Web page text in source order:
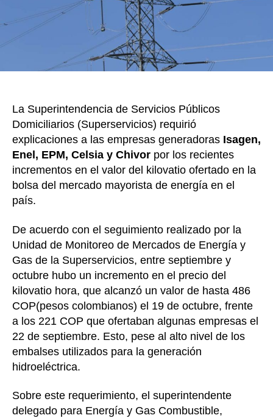
del
La Superintendencia de Servicios Públicos
Domiciliarios (Superservicios) requirió
explicaciones a las empresas generadoras Isagen,
Enel, EPM, Celsia y Chivor por los recientes
incrementos en el valor del kilovatio ofertado en la
bolsa del mercado mayorista de energía en el
país.
De acuerdo con el seguimiento realizado por la
Unidad de Monitoreo de Mercados de Energía y
Gas de la Superservicios, entre septiembre y
octubre hubo un incremento en el precio del
kilovatio hora, que alcanzó un valor de hasta 486
COP(pesos colombianos) el 19 de octubre, frente
a los 221 COP que ofertaban algunas empresas el
22 de septiembre. Esto, pese al alto nivel de los
embalses utilizados para la generación
hidroeléctrica.
Sobre este requerimiento, el superintendente
delegado para Energía y Gas Combustible,